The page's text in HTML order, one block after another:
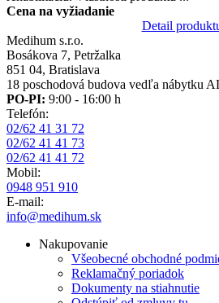
Cena na vyžiadanie
Detail
Medihum s.r.o.
Bosákova 7, Petržalka
851 04, Bratislava
18 poschodová budova vedľa nábytku
PO-PI: 9:00 - 16:00 h
Telefón:
02/62 41 31 72
02/62 41 41 73
02/62 41 41 72
Mobil:
0948 951 910
E-mail:
info@medihum.sk
Nakupovanie
Všeobecné obchodné
Reklamačný poriadok
Dokumenty na stiahnutie